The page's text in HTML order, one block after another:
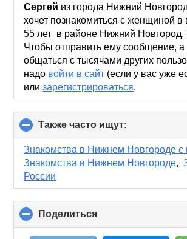
collapse
contents
Сергей из города Нижний
хочет познакомиться с женщиной в
55 лет в районе Нижний Новгород,
Чтобы отправить ему сообщение, а
общаться с тысячами других
надо войти в сайт (если у вас уже
илизарегистрироваться.
Также часто ищут:
to
collapse
contents
Знакомства в Нижнем Новгороде
Знакомства в Нижнем Новгороде,
России
Поделиться
to